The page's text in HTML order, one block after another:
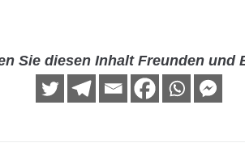
Sie diesen Inhalt Freunden und